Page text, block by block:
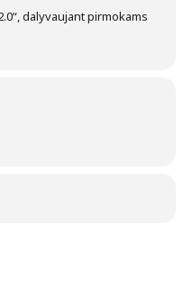
dalyvaujant pirmokams